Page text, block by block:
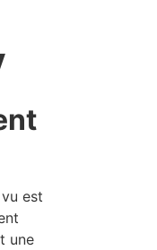
est
une